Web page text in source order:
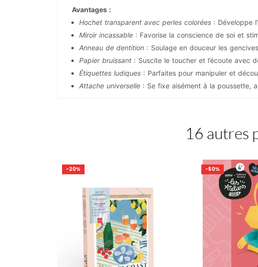
Avantages :
Hochet transparent avec perles colorées : Développe
Miroir incassable : Favorise la conscience de soi et
Anneau de dentition : Soulage en douceur les
Papier bruissant : Suscite le toucher et l’écoute avec
Étiquettes ludiques : Parfaites pour manipuler et
Attache universelle : Se fixe aisément à la poussette,
16 autres
-20% -50%